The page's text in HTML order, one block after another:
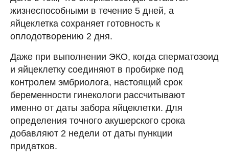
жизнеспособными в течение 5 дней, а
яйцеклетка сохраняет готовность к
оплодотворению 2 дня.
Даже при выполнении ЭКО, когда сперматозоид
и яйцеклетку соединяют в пробирке под
контролем эмбриолога, настоящий срок
беременности гинекологи рассчитывают
именно от даты забора яйцеклетки. Для
определения точного акушерского срока
добавляют 2 недели от даты пункции
придатков.